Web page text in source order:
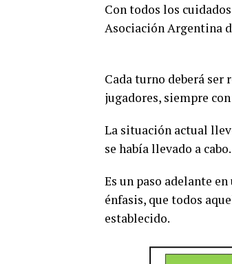
Con todos los
Asociación Argentina
Cada turno deberá ser
jugadores, siempre
La situación actual
se había llevado a cabo.
Es un paso adelante
énfasis, que todos
establecido.